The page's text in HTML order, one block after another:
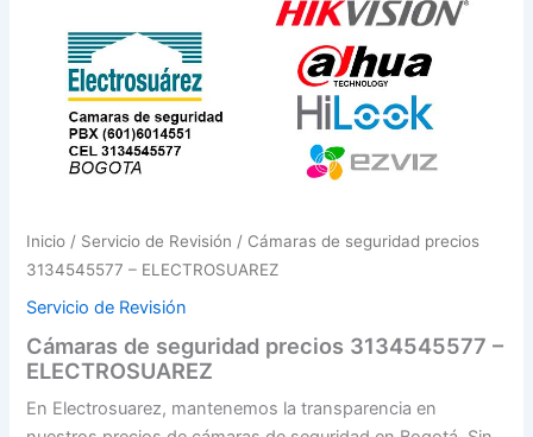
Inicio / Servicio de Revisión / Cámaras de seguridad precios
3134545577 – ELECTROSUAREZ
Servicio de Revisión
Cámaras de seguridad precios 3134545577 –
ELECTROSUAREZ
En Electrosuarez, mantenemos la transparencia en